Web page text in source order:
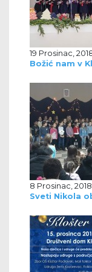
19 Prosinac,
Božić nam v
8 Prosinac, 2018
Sveti Nikola